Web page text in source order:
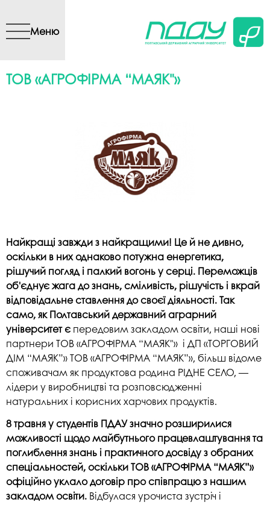
вмісту
Меню
ТОВ «АГРОФІРМА “МАЯК"»
Найкращі завжди з найкращими! Це й не дивно,
оскільки в них однаково потужна енергетика,
рішучий погляд і палкий вогонь у серці. Переможців
об'єднує жага до знань, сміливість, рішучість і вкрай
відповідальне ставлення до своєї діяльності. Так
само, як Полтавський державний аграрний
університет є передовим закладом освіти, наші нові
партнери ТОВ «АГРОФІРМА “МАЯК"» і ДП «ТОРГОВИЙ
ДІМ “МАЯК”» ТОВ «АГРОФІРМА “МАЯК”», більш відоме
споживачам як продуктова родина РІДНЕ СЕЛО, —
лідери у виробництві та розповсюдженні
натуральних і корисних харчових продуктів.
8 травня у студентів ПДАУ значно розширилися
можливості щодо майбутнього працевлаштування та
поглиблення знань і практичного досвіду з обраних
спеціальностей, оскільки ТОВ «АГРОФІРМА “МАЯК”»
офіційно уклало договір про співпрацю з нашим
закладом освіти. Відбулася урочиста зустріч і